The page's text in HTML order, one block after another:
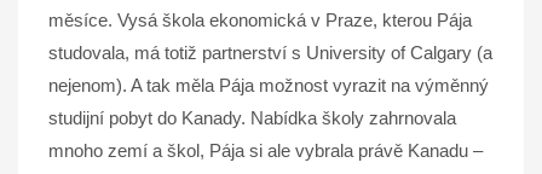
měsíce. Vysá škola ekonomická v Praze, kterou Pája
studovala, má totiž partnerství s University of Calgary (a
nejenom). A tak měla Pája možnost vyrazit na výměnný
studijní pobyt do Kanady. Nabídka školy zahrnovala
mnoho zemí a škol, Pája si ale vybrala právě Kanadu –